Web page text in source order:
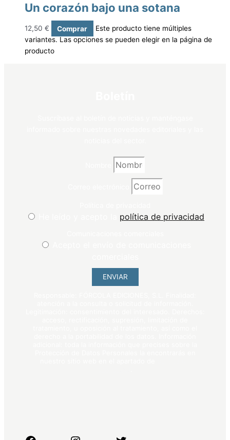
Un corazón bajo una sotana
12,50 € Comprar
Este producto tiene múltiples
variantes. Las opciones se pueden elegir en la página de
producto
política de privacidad
ENVIAR